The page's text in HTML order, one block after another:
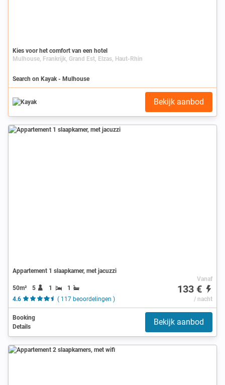
Kies voor het comfort van een hotel
Mulhouse, Frankrijk, Grand Est, Elzas, Haut-Rhin
Search on Kayak - Mulhouse
Bekijk aanbod
Appartement 1 slaapkamer, met jacuzzi
50m² 5 1
1
4.6
( 117 beoordelingen )
Vanaf
133 €
/ nacht
Booking
Details
Bekijk aanbod